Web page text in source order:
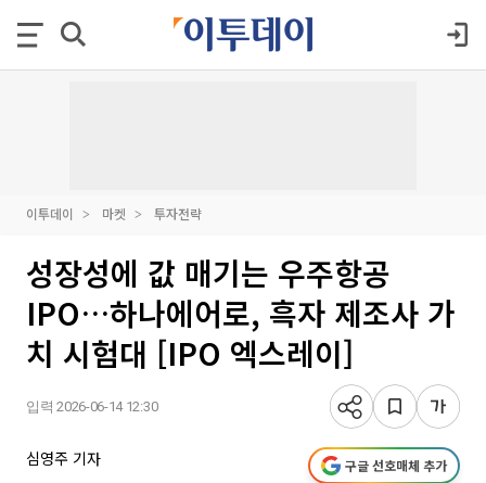
이투데이 마켓 투자전략
성장성에 값 매기는 우주항공
IPO…하나에어로, 흑자 제조사 가
치 시험대 [IPO 엑스레이]
입력 2026-06-14 12:30
심영주 기자 구글 선호매체 추가